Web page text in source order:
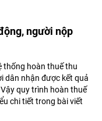
người nộp
thống hoàn thuế thu
dân nhận được kết quả
quy trình hoàn thuế
chi tiết trong bài viết